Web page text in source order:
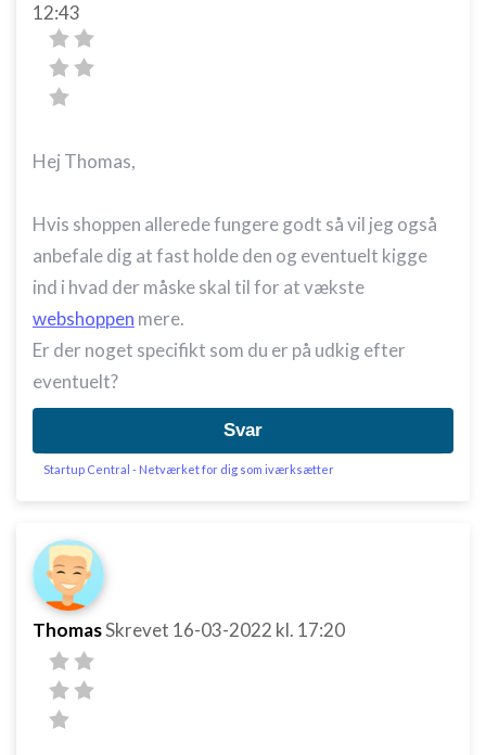
12:43
Hej Thomas,
Hvis shoppen allerede fungere godt så vil jeg også
anbefale dig at fast holde den og eventuelt kigge
ind i hvad der måske skal til for at vækste
webshoppen mere.
Er der noget specifikt som du er på udkig efter
eventuelt?
Svar
Startup Central - Netværket for dig som iværksætter
ThomasSkrevet 16-03-2022 kl. 17:20